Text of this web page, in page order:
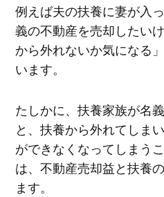
例えば夫の扶養に妻が入
義の不動産を売却したい
から外れないか気になる
います。
たしかに、扶養家族が名
と、扶養から外れてしま
ができなくなってしまう
は、不動産売却益と扶養
ます。